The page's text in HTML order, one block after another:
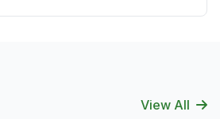
View All